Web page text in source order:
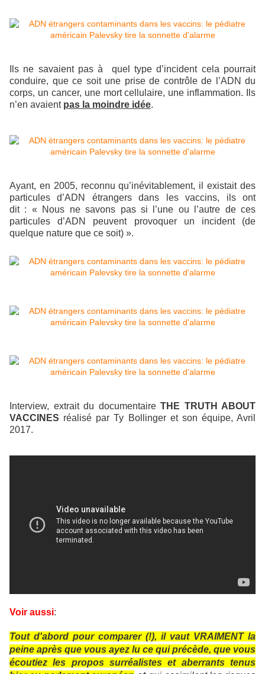
Ils ne savaient pas à quel type d’incident cela pourrait
conduire, que ce soit une prise de contrôle de l’ADN du
corps, un cancer, une mort cellulaire, une inflammation. Ils
n’en avaient pas la moindre idée.
Ayant, en 2005, reconnu qu’inévitablement, il existait des
particules d’ADN étrangers dans les vaccins, ils ont
dit : « Nous ne savons pas si l’une ou l’autre de ces
particules d’ADN peuvent provoquer un incident (de
quelque nature que ce soit) ».
Interview, extrait du documentaire THE TRUTH ABOUT
VACCINES réalisé par Ty Bollinger et son équipe, Avril
2017.
Voir aussi:
Tout d'abord pour comparer (!), il vaut VRAIMENT la
peine après que vous ayez lu ce qui précède, que vous
écoutiez les propos surréalistes et aberrants tenus